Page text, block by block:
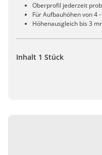
Oberprofil jederzeit
Für Aufbauhöhen von 4
Höhenausgleich bis 3
Inhalt 1 Stück